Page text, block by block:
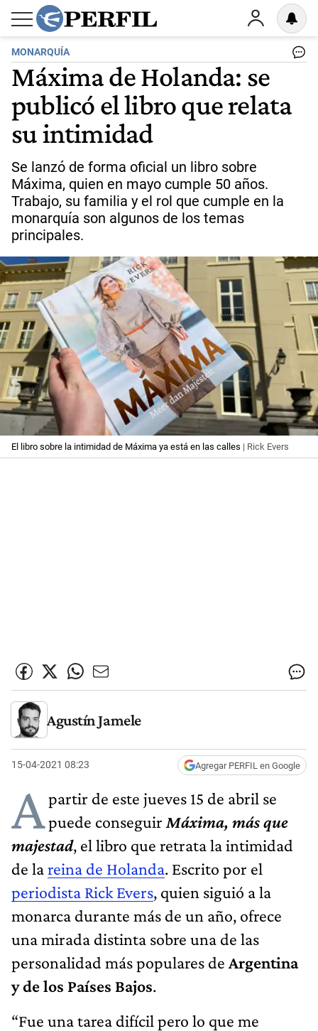
MONARQUÍA
Máxima de Holanda: se
publicó el libro que relata
su intimidad
Se lanzó de forma oficial un libro sobre
Máxima, quien en mayo cumple 50 años.
Trabajo, su familia y el rol que cumple en la
monarquía son algunos de los temas
principales.
El libro sobre la intimidad de Máxima ya está en las calles | Rick Evers
Agustín Jamele
15-04-2021 08:23 Agregar PERFIL en Google
Apartir de este jueves 15 de abril se
puede conseguir Máxima, más que
majestad, el libro que retrata la intimidad
de lareina de Holanda. Escrito por el
periodista Rick Evers, quien siguió a la
monarca durante más de un año, ofrece
una mirada distinta sobre una de las
personalidad más populares de Argentina
y de los Países Bajos.
“Fue una tarea difícil pero lo que me